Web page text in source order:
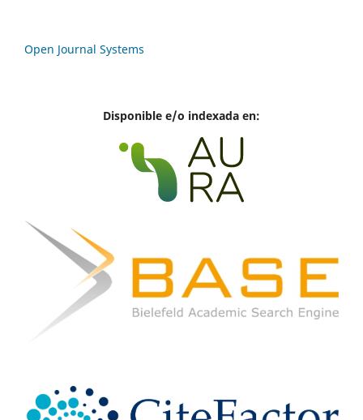
Open Journal Systems
Disponible e/o indexada en: